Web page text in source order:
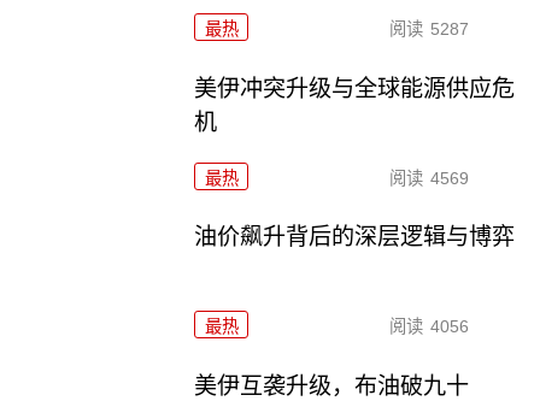
最热 阅读 5287
美伊冲突升级与全球能源供应危
机
最热 阅读 4569
油价飙升背后的深层逻辑与博弈
最热 阅读 4056
美伊互袭升级，布油破九十